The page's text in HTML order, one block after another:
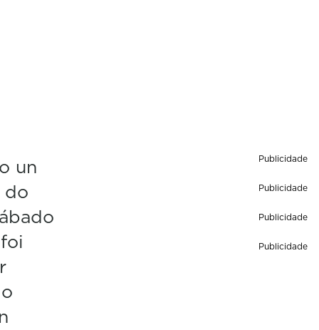
un
do
Publicidade
Publicidade
Publicidade
Publicidade